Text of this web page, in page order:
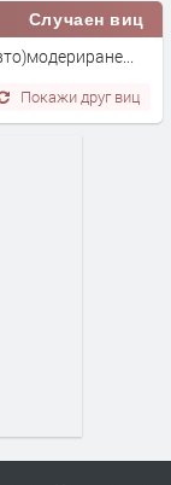
Случаен виц
Покажи друг виц